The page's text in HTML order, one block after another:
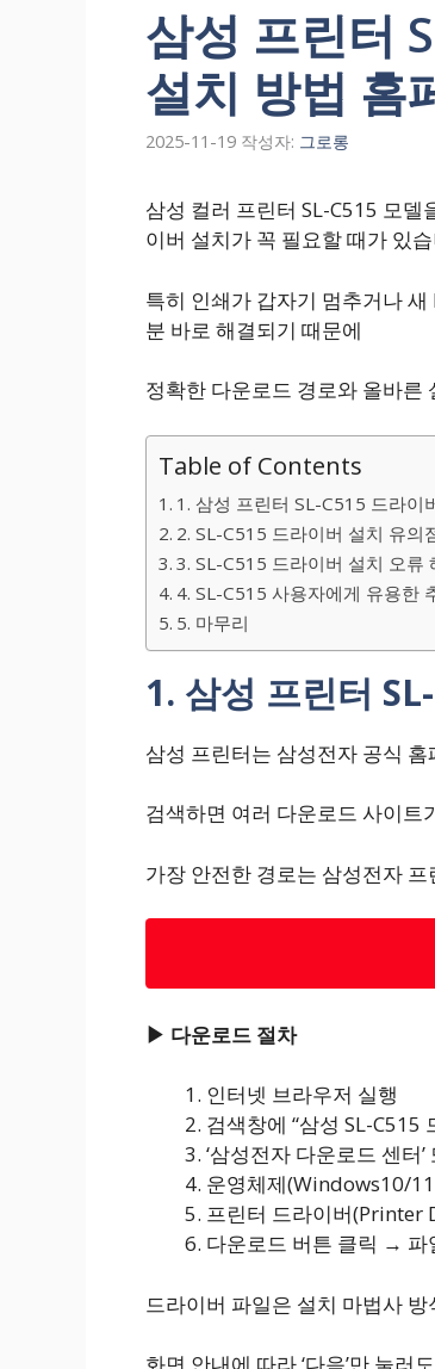
삼성 프린터
설치 방법 홈
2025-11-19 작성자: 그로롱
삼성 컬러 프린터 SL-C515 모
이버 설치가 꼭 필요할 때가 있
특히 인쇄가 갑자기 멈추거나
분 바로 해결되기 때문에
정확한 다운로드 경로와 올바른
Table of Contents
1. 삼성 프린터 SL-C515 드라이
2. SL-C515 드라이버 설치 유의
3. SL-C515 드라이버 설치 오류
4. SL-C515 사용자에게 유용한
5. 마무리
1. 삼성 프린터
삼성 프린터는 삼성전자 공식
검색하면 여러 다운로드 사이트
가장 안전한 경로는 삼성전자
▶ 다운로드 절차
인터넷 브라우저 실행
검색창에 “삼성 SL-C515
‘삼성전자 다운로드 센터
운영체제(Windows10/
프린터 드라이버(Printer
다운로드 버튼 클릭 → 파
드라이버 파일은 설치 마법사 방